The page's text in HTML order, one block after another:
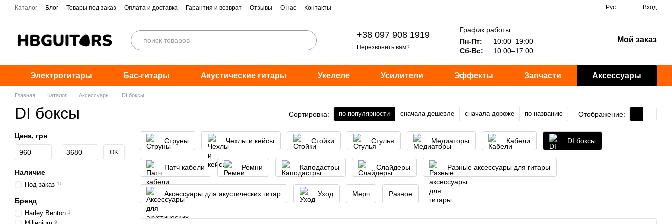
Перейти к основному контенту
Каталог Блог Товары под заказ Оплата и доставка Гарантия и возврат Отзывы О нас Контакты Рус Вход
+38 097 908 1919
Перезвонить вам?
График работы:
Пн-Пт:
10:00–19:00
Сб-Вс:
10:00–17:00
Мой заказ
Электрогитары Бас-гитары Акустические гитары Укелеле Усилители Эффекты Запчасти Аксессуары
Главная Каталог Аксессуары DI боксы
DI боксы Сортировка: по популярности сначала дешевле сначала дороже по названию Отображение:
Струны Чехлы и кейсы Стойки Стулья Медиаторы Кабели DI боксы
Патч кабели Ремни Каподастры Слайдеры Разные аксессуары для гитары
Аксессуары для акустических гитар Уход Мерч Разное
Цена, грн
От Цена, грн
До Цена, грн OK
Наличие
Под заказ 10
Бренд
Harley Benton 1
9